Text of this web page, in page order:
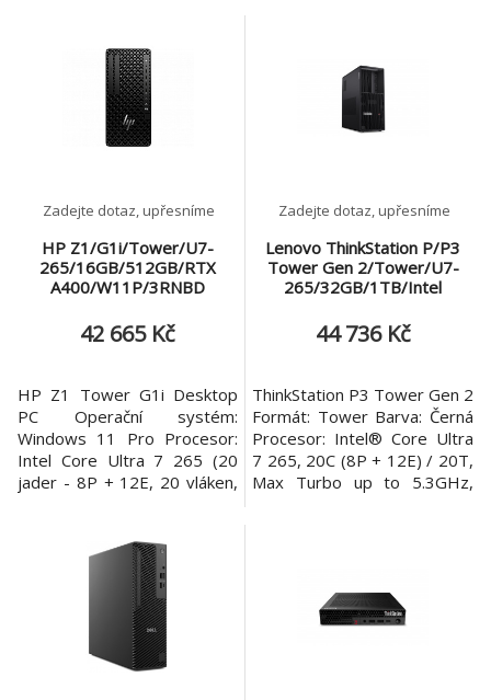
5.3GHz, E-core 1.5 / 4.2GHz,
33MB Čipová sada: Intel®
W680 Chipset Paměť: 1x
16GB SO-DIMM DDR5-4800
Non-ECC Počet slotů: Čtyři
DDR5-6400 MT/s bez ECC
Počet slotů (celkem/volných):
SODIMM (2/1) Pevný disk:
512 GB HP Z Turbo Drive
HP Z1/G1i/Tower/U7-
265/16GB/512GB/RTX
A400/W11P/3RNBD
Zadejte dotaz, upřesníme
42 665 Kč
HP Z1 Tower G1i Desktop
PC Operační systém:
Windows 11 Pro Procesor:
Intel Core Ultra 7 265 (20
jader - 8P + 12E, 20 vláken,
Paměť: 1x 16 GB DDR5-
5600 MT/s Počet slotů
(celkem/volných): DIMM
sloty (4/3) Pevný disk: 512
GB PCIe® NVMe™ M.2
Grafická karta: NVIDIA RTX
Lenovo ThinkStation P/P3
Tower Gen 2/Tower/U7-
265/32GB/1TB/Intel
Zadejte dotaz, upřesníme
44 736 Kč
ThinkStation P3 Tower Gen 2
Formát: Tower Barva: Černá
Procesor: Intel® Core Ultra
7 265, 20C (8P + 12E) / 20T,
Max Turbo up to 5.3GHz,
5,3 GHz Operační systém:
Windows 11 Pro, Czech /